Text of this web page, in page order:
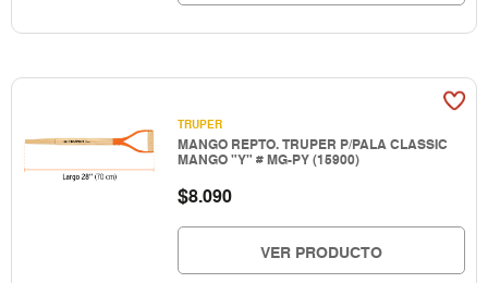
TRUPER
MANGO REPTO. TRUPER P/PALA CLASSIC
MANGO "Y" # MG-PY (15900)
$8.090
VER PRODUCTO